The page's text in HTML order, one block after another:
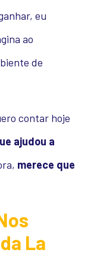
eu
ao
de
contar hoje
ajudou a
merece que
La